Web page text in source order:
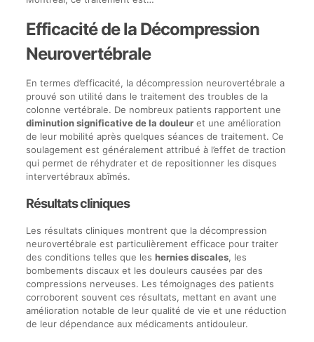
Efficacité de la Décompression
Neurovertébrale
En termes d’efficacité, la décompression neurovertébrale a
prouvé son utilité dans le traitement des troubles de la
colonne vertébrale. De nombreux patients rapportent une
diminution significative de la douleuret une amélioration
de leur mobilité après quelques séances de traitement. Ce
soulagement est généralement attribué à l’effet de traction
qui permet de réhydrater et de repositionner les disques
intervertébraux abîmés.
Résultats cliniques
Les résultats cliniques montrent que la décompression
neurovertébrale est particulièrement efficace pour traiter
des conditions telles que les hernies discales, les
bombements discaux et les douleurs causées par des
compressions nerveuses. Les témoignages des patients
corroborent souvent ces résultats, mettant en avant une
amélioration notable de leur qualité de vie et une réduction
de leur dépendance aux médicaments antidouleur.